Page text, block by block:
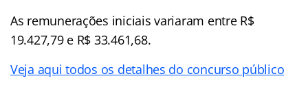
As remunerações iniciais variaram entre R$
19.427,79 e R$ 33.461,68.
Veja aqui todos os detalhes do concurso público